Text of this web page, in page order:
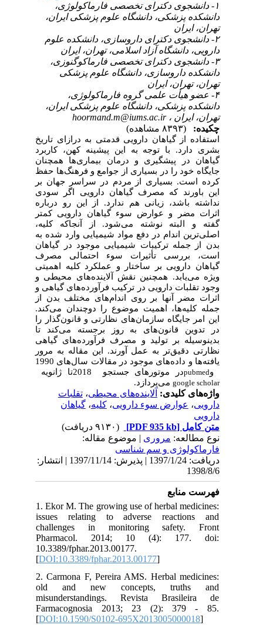
۱- دانشجوی دکترای تخصصی فارماکولوژی،
دانشکده پزشکی، دانشگاه علوم پزشکی ایران،
تهران،‌ ایران
۲- دانشجوی دکترای داروسازی، دانشکده علوم
دارویی، دانشگاه آزاد اسلامی، تهران،‌ ایران
۳- دانشجوی دکترای تخصصی فارماکوگنوزی،
دانشکده داروسازی، دانشگاه علوم پزشکی
تهران، تهران،‌ ایران
۴- عضو هیأت علمی گروه فارماکولوژی،
دانشکده پزشکی، دانشگاه علوم پزشکی ایران،
تهران،‌ ایران ،hoormand.m@iums.ac.ir
چکیده:
(۸۳۹۳ مشاهده)
استفاده از گیاهان دارویی قدمتی به درازای تاریخ
بشری دارد. با توجه به این پیشینه کهن، کاربرد
گیاهان در پیشگیری و درمان بیماری‌ها همچنان
جایگاه خود را در بسیاری از جوامع و فرهنگ‌ها حفظ
کرده است. بسیاری از مردم در سراسر جهان بر
این باورند که مصرف گیاهان دارویی اگر سودی
نداشته باشد، زیانی هم ندارد. از این
رو درباره
اثرات مضر و عوارض سوء گیاهان دارویی کمتر
گفته و البته نوشته می‌شود. از آنجاکه کلیه،
اصلی‌ترین اندام در دفع مواد شیمیایی وارد شده به
بدن از جمله ترکیبات شیمیایی موجود در گیاهان
است، بررسی تأثیرات سوء احتمالی مصرف
گیاهان دارویی بر ساختار و عملکرد کلیه اهمیتی
ویژه می‌یابد. همچنین نقش آلاینده‌های محیطی و
وجود تقلبات دارویی در ترکیب فرآورده‌های گیاهی و
اثرات مضر آنها بر روی اندام‌های مختلف بدن از
جمله کلیه‌ها، اهمیت موضوع را دوچندان می
کند.
این امر جایگاه سازمان‌های نظارتی و قانون‌گذار را
در تدوین قانون‌های به روز برجسته می‌کند تا
بدینوسیله بر تولید و مصرف فرآورده‌های گیاهی
نظارتی دقیق‌تر به عمل آورند. این مقاله به مرور
یافته‌ها و داده‌های موجود در مقالات سال‌های 1990
تا ژانویه2018 در موتور‌های جستجوpubmed
google scholarمی‌پردازد.
واژه‌های کلیدی:آلاینده‌های محیطی،تقلبات
دارویی،عوارض سوء دارویی،کلیه،گیاهان
دارویی
متن کامل[PDF 935 kb]
(۹۱۳۰ دریافت)
نوع مطالعه:مروری| موضوع مقاله:
فارماكولوژی و سم شناسی
دریافت: 1397/1/24 | پذیرش: 1397/11/14 | انتشار:
1398/8/6
فهرست منابع
1. Ekor M. The growing use of herbal medicines:
issues relating to adverse reactions and
challenges in monitoring safety. Front
Pharmacol. 2014; 10 (4): 177. doi:
10.3389/fphar.2013.00177.
[DOI:10.3389/fphar.2013.00177
2. Carmona F, Pereira AMS. Herbal medicines:
old and new concepts, truths and
misunderstandings. Revista Brasileira de
Farmacognosia 2013; 23 (2): 379 - 85.
[DOI:10.1590/S0102-695X2013005000018